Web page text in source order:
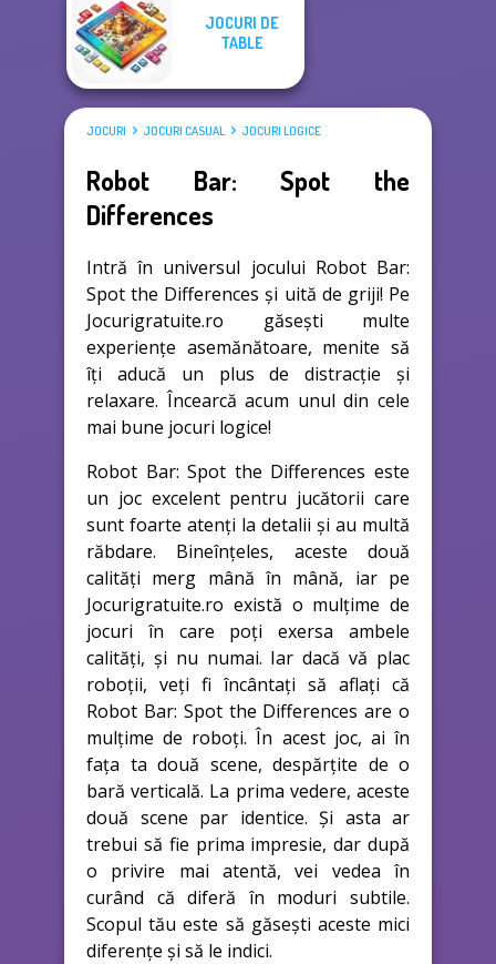
JOCURI DE
TABLE
JOCURI JOCURI CASUAL JOCURI LOGICE
Robot Bar: Spot the
Differences
Intră în universul jocului Robot Bar:
Spot the Differences și uită de griji! Pe
Jocurigratuite.ro găsești multe
experiențe asemănătoare, menite să
îți aducă un plus de distracție și
relaxare. Încearcă acum unul din cele
mai bune jocuri logice!
Robot Bar: Spot the Differences este
un joc excelent pentru jucătorii care
sunt foarte atenți la detalii și au multă
răbdare. Bineînțeles, aceste două
calități merg mână în mână, iar pe
Jocurigratuite.ro există o mulțime de
jocuri în care poți exersa ambele
calități, și nu numai. Iar dacă vă plac
roboții, veți fi încântați să aflați că
Robot Bar: Spot the Differences are o
mulțime de roboți. În acest joc, ai în
fața ta două scene, despărțite de o
bară verticală. La prima vedere, aceste
două scene par identice. Și asta ar
trebui să fie prima impresie, dar după
o privire mai atentă, vei vedea în
curând că diferă în moduri subtile.
Scopul tău este să găsești aceste mici
diferențe și să le indici.